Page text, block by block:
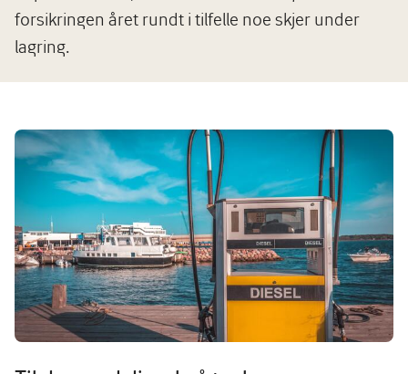
forsikringen året rundt i tilfelle noe skjer under
lagring.
Image